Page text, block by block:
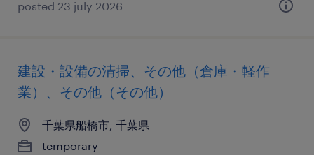
posted 23 july 2026
建設・設備の清掃、その他（倉庫・軽作
業）、その他（その他）
千葉県船橋市, 千葉県
temporary